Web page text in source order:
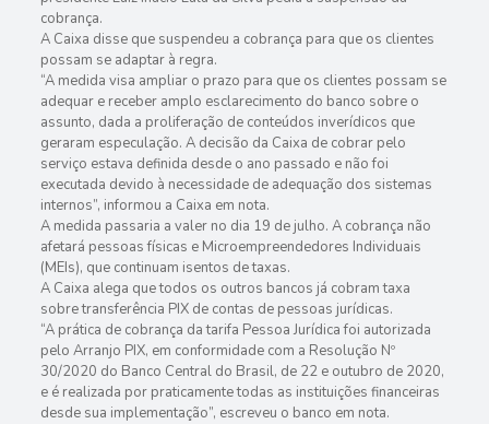
cobrança.
A Caixa disse que suspendeu a cobrança para que os clientes
possam se adaptar à regra.
“A medida visa ampliar o prazo para que os clientes possam se
adequar e receber amplo esclarecimento do banco sobre o
assunto, dada a proliferação de conteúdos inverídicos que
geraram especulação. A decisão da Caixa de cobrar pelo
serviço estava definida desde o ano passado e não foi
executada devido à necessidade de adequação dos sistemas
internos”, informou a Caixa em nota.
A medida passaria a valer no dia 19 de julho. A cobrança não
afetará pessoas físicas e Microempreendedores Individuais
(MEIs), que continuam isentos de taxas.
A Caixa alega que todos os outros bancos já cobram taxa
sobre transferência PIX de contas de pessoas jurídicas.
“A prática de cobrança da tarifa Pessoa Jurídica foi autorizada
pelo Arranjo PIX, em conformidade com a Resolução Nº
30/2020 do Banco Central do Brasil, de 22 e outubro de 2020,
e é realizada por praticamente todas as instituições financeiras
desde sua implementação”, escreveu o banco em nota.